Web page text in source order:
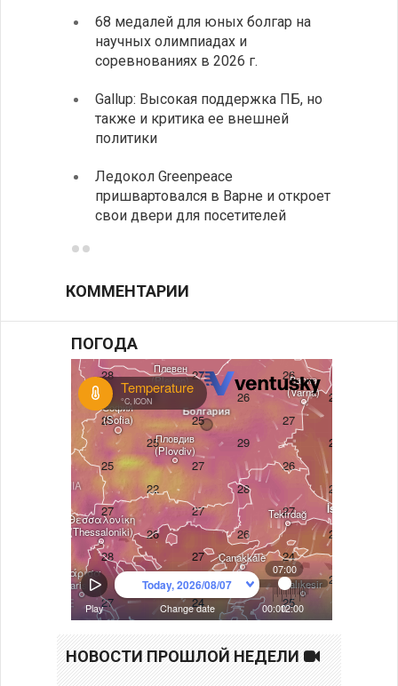
68 медалей для юных болгар на
научных олимпиадах и
соревнованиях в 2026 г.
Gallup: Высокая поддержка ПБ, но
также и критика ее внешней
политики
Ледокол Greenpeace
пришвартовался в Варне и откроет
свои двери для посетителей
КОММЕНТАРИИ
ПОГОДА
НОВОСТИ ПРОШЛОЙ НЕДЕЛИ